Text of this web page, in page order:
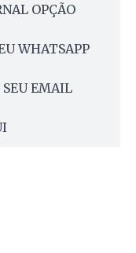
OPÇÃO
WHATSAPP
SEU EMAIL